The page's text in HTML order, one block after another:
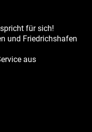
für sich!
und Friedrichshafen
aus